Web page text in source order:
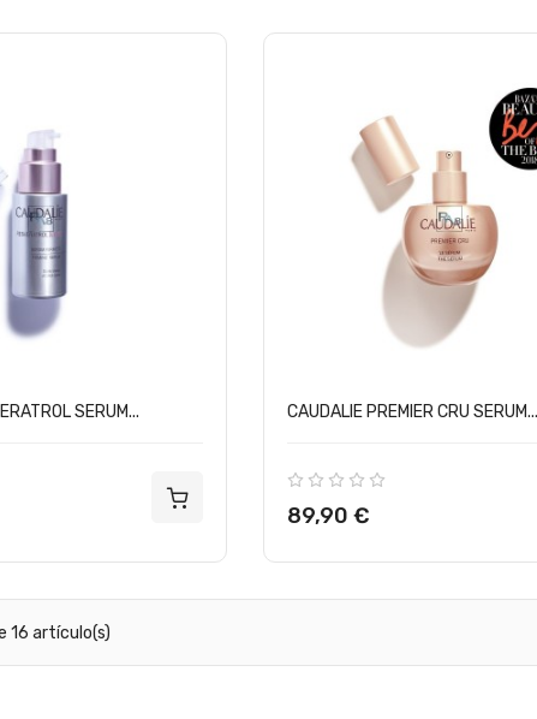
SERUM... CAUDALIE PREMIER CRU SERUM...
Precio
89,90 €
16 artículo(s)